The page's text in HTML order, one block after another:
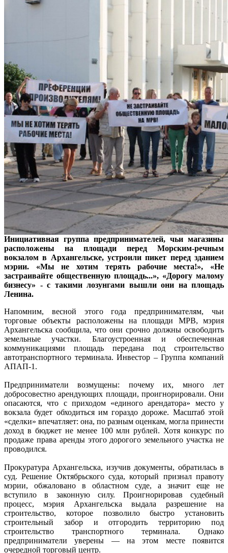
Инициативная группа предпринимателей, чьи магазины
расположены на площади перед Морским-речным
вокзалом в Архангельске, устроили пикет перед зданием
мэрии. «Мы не хотим терять рабочие места!», «Не
застраивайте общественную площадь...», «Дорогу малому
бизнесу» - с такими лозунгами вышли они на площадь
Ленина.
Напомним, весной этого года предпринимателям, чьи
торговые объекты расположены на площади МРВ, мэрия
Архангельска сообщила, что они срочно должны освободить
земельные участки. Благоустроенная и обеспеченная
коммуникациями площадь передана под строительство
автотранспортного терминала. Инвестор – Группа компаний
АПАП-1.
Предприниматели возмущены: почему их, много лет
добросовестно арендующих площади, проигнорировали. Они
опасаются, что с приходом «единого арендатора» место у
вокзала будет обходиться им гораздо дороже. Масштаб этой
«сделки» впечатляет: она, по разным оценкам, могла принести
доход в бюджет не менее 100 млн рублей. Хотя конкурс по
продаже права аренды этого дорогого земельного участка не
проводился.
Прокуратура Архангельска, изучив документы, обратилась в
суд. Решение Октябрьского суда, который признал правоту
мэрии, обжаловано в областном суде, а значит еще не
вступило в законную силу. Проигнорировав судебный
процесс, мэрия Архангельска выдала разрешение на
строительство, которое позволило быстро установить
строительный забор и отгородить территорию под
строительство транспортного терминала. Однако
предприниматели уверены — на этом месте появится
очередной торговый центр.